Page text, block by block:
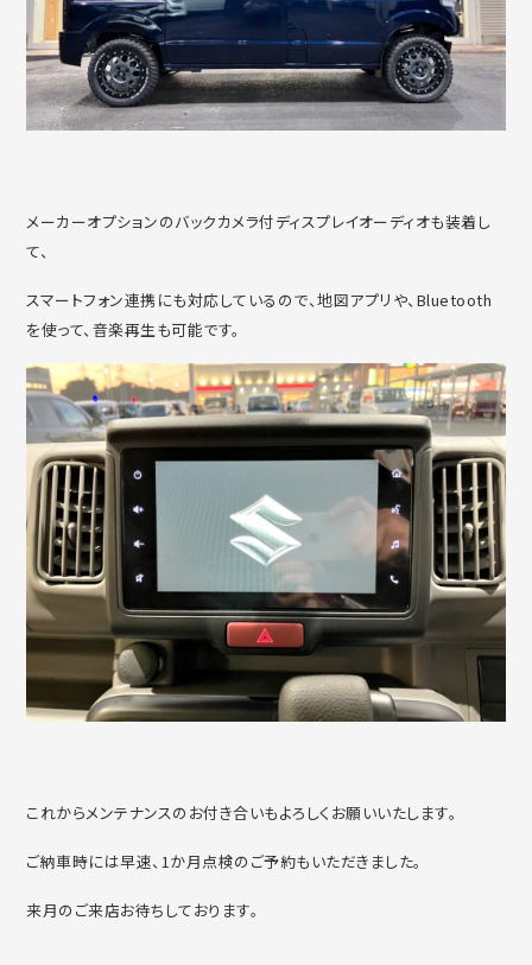
メーカーオプションのバックカメラ付ディスプレイオーディオも装着し
て、
スマートフォン連携にも対応しているので、地図アプリや、Bluetooth
を使って、音楽再生も可能です。
これからメンテナンスのお付き合いもよろしくお願いいたします。
ご納車時には早速、1か月点検のご予約もいただきました。
来月のご来店お待ちしております。